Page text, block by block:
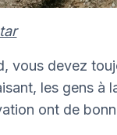
vous devez
les gens à
ont de